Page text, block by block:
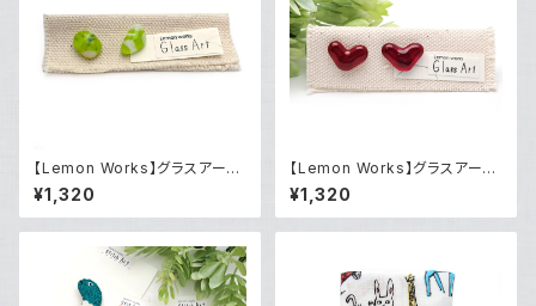
【Lemon Works】グラスアー
ト ピアス（LWGAPP-01）
¥1,320
【Lemon Works】グラスアート
ハートピアス（Red）
¥1,320